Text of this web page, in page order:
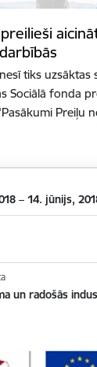
tiks uzsāktas
Sociālā fonda
Preiļu
– 14. jūnijs,
un radošās